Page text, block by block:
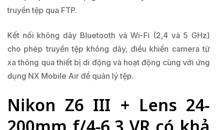
truyền tệp qua FTP.
Kết nối không dây Bluetooth và Wi-Fi (2,4 và 5 GHz)
cho phép truyền tệp không dây, điều khiển camera từ
xa thông qua thiết bị di động và hoạt động cùng với ứng
dụng NX Mobile Air để quản lý tệp.
Nikon Z6 III + Lens 24-